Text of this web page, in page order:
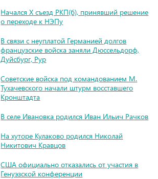
Начался X съезд РКП(б), принявший решение
о переходе к НЭПу
В связи с неуплатой Германией долгов
французские войска заняли Дюссельдорф,
Дуйсбург, Рур
Советские войска под командованием М.
Тухачевского начали штурм восставшего
Кронштадта
В селе Ивановка родился Иван Ильич Рачков
На хуторе Кулаково родился Николай
Никитович Кравцов
США официально отказались от участия в
Генуэзской конференции